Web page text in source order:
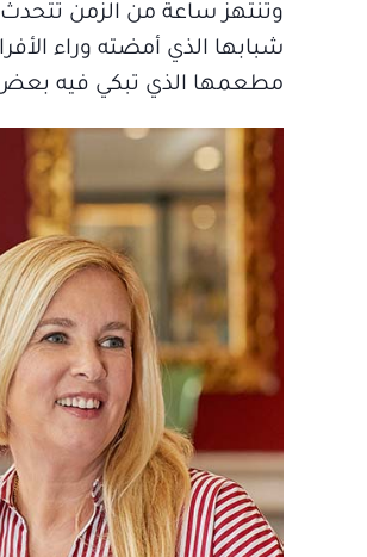
وتنتهز ساعة من الزمن
شبابها الذي أمضته وراء
مطعمها الذي تبكي فيه بعض